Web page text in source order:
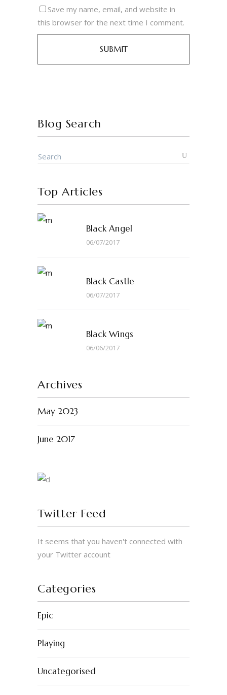
Save my name, email, and website in
this browser for the next time I comment.
Blog Search
Top Articles
Black Angel
06/07/2017
Black Castle
06/07/2017
Black Wings
06/06/2017
Archives
May 2023
June 2017
Twitter Feed
It seems that you haven't connected with
your Twitter account
Categories
Epic
Playing
Uncategorised
© 2023 by Erigo Studios LLC. All rights
reserved.
INSTAGRAM